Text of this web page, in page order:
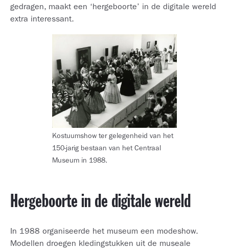
gedragen, maakt een ‘hergeboorte’ in de digitale wereld
extra interessant.
Kostuumshow ter gelegenheid van het
150-jarig bestaan van het Centraal
Museum in 1988.
Hergeboorte in de digitale wereld
In 1988 organiseerde het museum een modeshow.
Modellen droegen kledingstukken uit de museale